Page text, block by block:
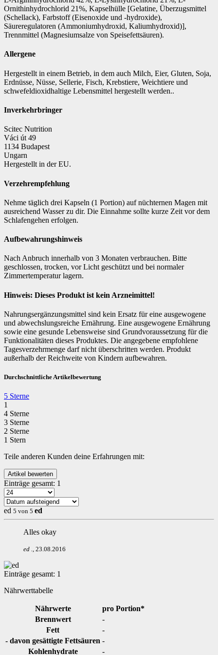
Ornithinhydrochlorid 21%, Kapselhülle [Gelatine, Überzugsmittel
(Schellack), Farbstoff (Eisenoxide und -hydroxide),
Säureregulatoren (Ammoniumhydroxid, Kaliumhydroxid)],
Trennmittel (Magnesiumsalze von Speisefettsäuren).
Allergene
Hergestellt in einem Betrieb, in dem auch Milch, Eier, Gluten, Soja,
Erdnüsse, Nüsse, Sellerie, Fisch, Krebstiere, Weichtiere und
schwefeldioxidhaltige Lebensmittel hergestellt werden..
Inverkehrbringer
Scitec Nutrition
Váci út 49
1134 Budapest
Ungarn
Hergestellt in der EU.
Verzehrempfehlung
Nehme täglich drei Kapseln (1 Portion) auf nüchternen Magen mit
ausreichend Wasser zu dir. Die Einnahme sollte kurze Zeit vor dem
Schlafengehen erfolgen.
Aufbewahrungshinweis
Nach Anbruch innerhalb von 3 Monaten verbrauchen. Bitte
geschlossen, trocken, vor Licht geschützt und bei normaler
Zimmertemperatur lagern.
Hinweis: Dieses Produkt ist kein Arzneimittel!
Nahrungsergänzungsmittel sind kein Ersatz für eine ausgewogene
und abwechslungsreiche Ernährung. Eine ausgewogene Ernährung
sowie eine gesunde Lebensweise sind Grundvoraussetzung für die
Funktionalitäten dieses Produktes. Die angegebene empfohlene
Tagesverzehrmenge darf nicht überschritten werden. Produkt
außerhalb der Reichweite von Kindern aufbewahren.
Durchschnittliche Artikelbewertung
5 Sterne
1
4 Sterne
3 Sterne
2 Sterne
1 Stern
Teile anderen Kunden deine Erfahrungen mit:
Einträge gesamt: 1
ed 5 von 5 ed
Alles okay
ed ., 23.08.2016
Einträge gesamt: 1
Nährwerttabelle
Nährwerte
pro Portion*
Brennwert
-
Fett
-
- davon gesättigte Fettsäuren -
Kohlenhydrate
-